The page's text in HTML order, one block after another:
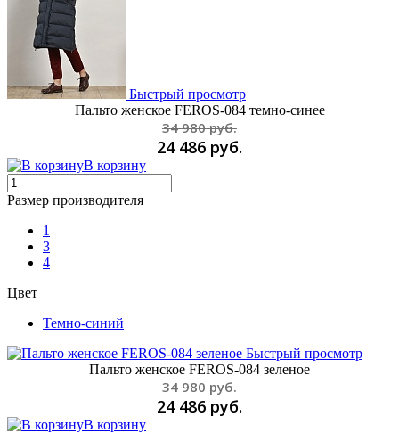
Быстрый просмотр
Пальто женское FEROS-084 темно-синее
34 980 руб.
24 486 руб.
В корзину
Размер производителя
1
3
4
Цвет
Темно-синий
Быстрый просмотр
Пальто женское FEROS-084 зеленое
34 980 руб.
24 486 руб.
В корзину